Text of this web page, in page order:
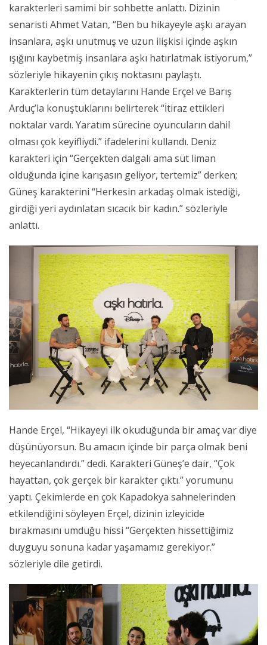
karakterleri samimi bir sohbette anlattı. Dizinin
senaristi Ahmet Vatan, “Ben bu hikayeyle aşkı arayan
insanlara, aşkı unutmuş ve uzun ilişkisi içinde aşkın
ışığını kaybetmiş insanlara aşkı hatırlatmak istiyorum,”
sözleriyle hikayenin çıkış noktasını paylaştı.
Karakterlerin tüm detaylarını Hande Erçel ve Barış
Arduç’la konuştuklarını belirterek “İtiraz ettikleri
noktalar vardı. Yaratım sürecine oyuncuların dahil
olması çok keyifliydi.” ifadelerini kullandı. Deniz
karakteri için “Gerçekten dalgalı ama süt liman
olduğunda içine karışasın geliyor, tertemiz” derken;
Güneş karakterini “Herkesin arkadaş olmak istediği,
girdiği yeri aydınlatan sıcacık bir kadın.” sözleriyle
anlattı.
Hande Erçel, “Hikayeyi ilk okuduğunda bir amaç var diye
düşünüyorsun. Bu amacın içinde bir parça olmak beni
heyecanlandırdı.” dedi. Karakteri Güneş’e dair, “Çok
hayattan, çok gerçek bir karakter çıktı.” yorumunu
yaptı. Çekimlerde en çok Kapadokya sahnelerinden
etkilendiğini söyleyen Erçel, dizinin izleyicide
bırakmasını umduğu hissi “Gerçekten hissettiğimiz
duyguyu sonuna kadar yaşamamız gerekiyor.”
sözleriyle dile getirdi.